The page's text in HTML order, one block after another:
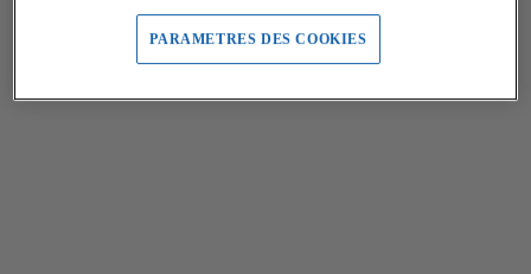
PARAMETRES DES COOKIES